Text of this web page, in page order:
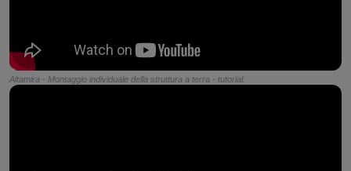
Altamira - Montaggio individuale della struttura a terra - tutorial.